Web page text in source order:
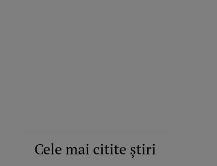
Cele mai citite știri